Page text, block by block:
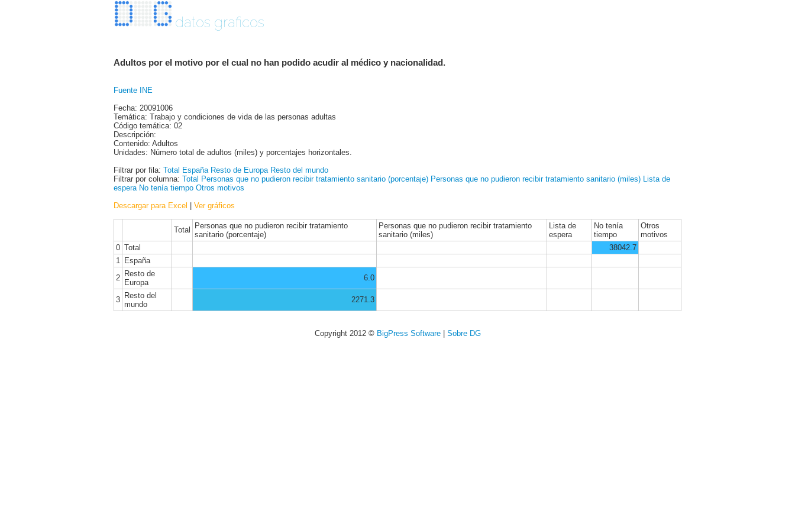
datos graficos
Adultos por el motivo por el cual no han podido acudir al médico y nacionalidad.
Fuente INE
Fecha: 20091006
Temática: Trabajo y condiciones de vida de las personas adultas
Código temática: 02
Descripción:
Contenido: Adultos
Unidades: Número total de adultos (miles) y porcentajes horizontales.
Filtrar por fila: Total España Resto de Europa Resto del mundo
Filtrar por columna: Total Personas que no pudieron recibir tratamiento sanitario (porcentaje) Personas que no pudieron recibir tratamiento sanitario (miles) Lista de
espera No tenía tiempo Otros motivos
Descargar para Excel | Ver gráficos
Total Personas que no pudieron recibir tratamiento
sanitario (porcentaje)
Personas que no pudieron recibir tratamiento
sanitario (miles)
Lista de
espera
No tenía
tiempo
Otros
motivos
0 Total
38042.7
1
España
2 Resto de
Europa
6.0
3 Resto del
mundo
2271.3
Copyright 2012 © BigPress Software| Sobre DG